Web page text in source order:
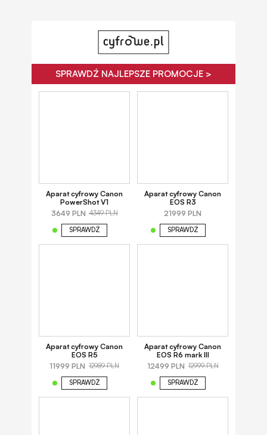
SPRAWDŹ NAJLEPSZE PROMOCJE >
Aparat cyfrowy Canon
PowerShot V1
3649 PLN 4349 PLN
SPRAWDŹ
Aparat cyfrowy Canon
EOS R3
21999 PLN
SPRAWDŹ
Aparat cyfrowy Canon
EOS R5
11999 PLN 12989 PLN
SPRAWDŹ
Aparat cyfrowy Canon
EOS R6 mark III
12499 PLN 12999 PLN
SPRAWDŹ